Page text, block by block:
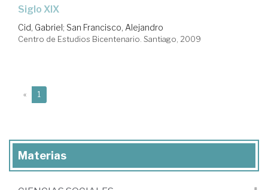
Siglo XIX
Cid, Gabriel; San Francisco, Alejandro
Centro de Estudios Bicentenario. Santiago, 2009
« 1
Materias